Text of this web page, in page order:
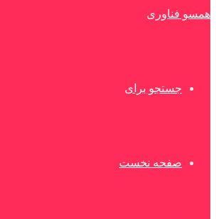
همسو فناوری
جستجو برای
صفحه نخست